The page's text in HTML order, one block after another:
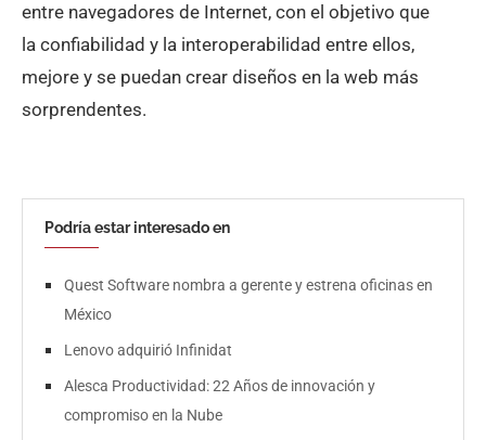
entre navegadores de Internet, con el objetivo que
la confiabilidad y la interoperabilidad entre ellos,
mejore y se puedan crear diseños en la web más
sorprendentes.
Podría estar interesado en
Quest Software nombra a gerente y estrena oficinas en
México
Lenovo adquirió Infinidat
Alesca Productividad: 22 Años de innovación y
compromiso en la Nube